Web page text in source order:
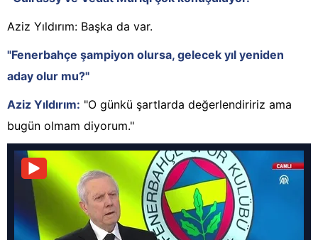
Aziz Yıldırım: Başka da var.
"Fenerbahçe şampiyon olursa, gelecek yıl yeniden
aday olur mu?"
Aziz Yıldırım: "O günkü şartlarda değerlendiririz ama
bugün olmam diyorum."